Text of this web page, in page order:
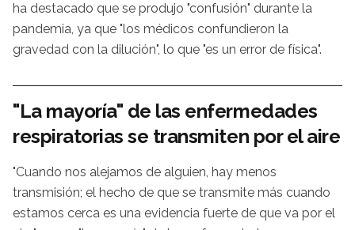
ha destacado que se produjo "confusión" durante la
pandemia, ya que "los médicos confundieron la
gravedad con la dilución", lo que "es un error de física".
"La mayoría" de las enfermedades
respiratorias se transmiten por el aire
"Cuando nos alejamos de alguien, hay menos
transmisión; el hecho de que se transmite más cuando
estamos cerca es una evidencia fuerte de que va por el